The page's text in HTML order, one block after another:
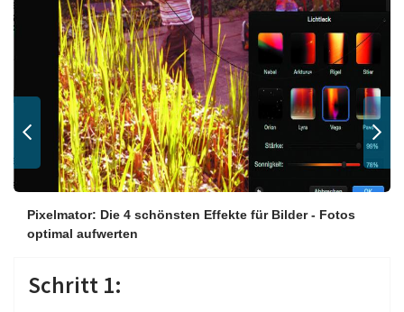
Pixelmator: Die 4 schönsten Effekte für Bilder - Fotos
optimal aufwerten
Schritt 1: